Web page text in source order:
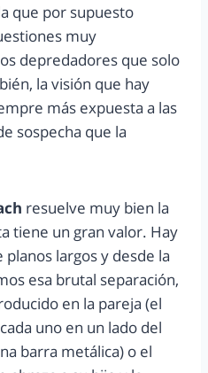
que por supuesto
muy
depredadores que solo
la visión que hay
más expuesta a las
sospecha que la
resuelve muy bien la
tiene un gran valor. Hay
largos y desde la
esa brutal separación,
en la pareja (el
uno en un lado del
barra metálica) o el